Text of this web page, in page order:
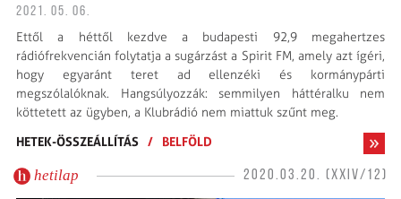
2021. 05. 06.
Ettől a héttől kezdve a budapesti 92,9 megahertzes
rádiófrekvencián folytatja a sugárzást a Spirit FM, amely azt ígéri,
hogy egyaránt teret ad ellenzéki és kormánypárti
megszólalóknak. Hangsúlyozzák: semmilyen háttéralku nem
köttetett az ügyben, a Klubrádió nem miattuk szűnt meg.
HETEK-ÖSSZEÁLLÍTÁS / BELFÖLD
hetilap 2020.03.20. (XXIV/12)